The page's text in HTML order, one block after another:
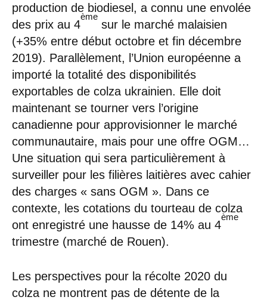
production de biodiesel, a connu une envolée
des prix au 4
ème
sur le marché malaisien
(+35% entre début octobre et fin décembre
2019). Parallèlement, l’Union européenne a
importé la totalité des disponibilités
exportables de colza ukrainien. Elle doit
maintenant se tourner vers l’origine
canadienne pour approvisionner le marché
communautaire, mais pour une offre OGM…
Une situation qui sera particulièrement à
surveiller pour les filières laitières avec cahier
des charges « sans OGM ». Dans ce
contexte, les cotations du tourteau de colza
ont enregistré une hausse de 14% au 4
ème
trimestre (marché de Rouen).
Les perspectives pour la récolte 2020 du
colza ne montrent pas de détente de la